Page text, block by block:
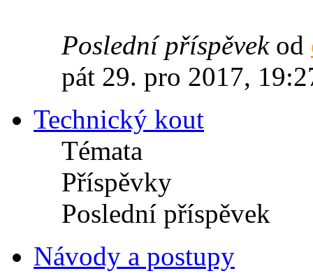
Poslední příspěvekod
pát 29. pro 2017,
Technický kout
Témata
Příspěvky
Poslední příspěvek
Návody a postupy